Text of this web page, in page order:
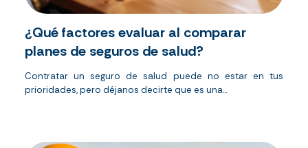
¿Qué factores evaluar al comparar
planes de seguros de salud?
Contratar un seguro de salud puede no estar en tus
prioridades, pero déjanos decirte que es una...